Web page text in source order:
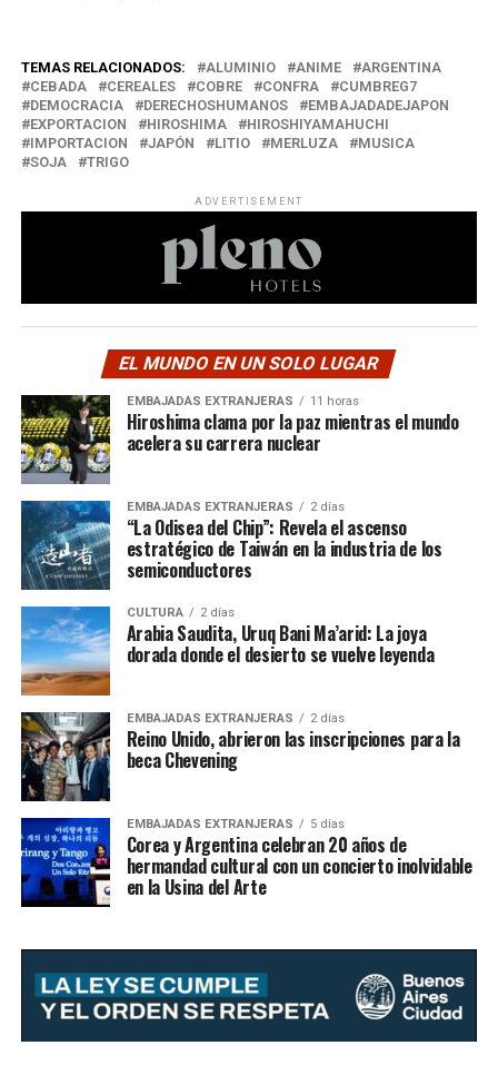
TEMAS RELACIONADOS: ALUMINIO ANIME
ARGENTINA
CEBADA
CEREALES COBRE CONFRA
CUMBREG7
DEMOCRACIA
DERECHOSHUMANOS
EMBAJADADEJAPON
EXPORTACION
HIROSHIMA
HIROSHIYAMAHUCHI
IMPORTACION
JAPÓN LITIO MERLUZA
MUSICA
SOJA
TRIGO
ADVERTISEMENT
EL MUNDO EN UN SOLO LUGAR
EMBAJADAS EXTRANJERAS 11 horas
Hiroshima clama por la paz mientras el mundo
acelera su carrera nuclear
EMBAJADAS EXTRANJERAS 2 días
“La Odisea del Chip”: Revela el ascenso
estratégico de Taiwán en la industria de los
semiconductores
CULTURA 2 días
Arabia Saudita, Uruq Bani Ma’arid: La joya
dorada donde el desierto se vuelve leyenda
EMBAJADAS EXTRANJERAS 2 días
Reino Unido, abrieron las inscripciones para la
beca Chevening
EMBAJADAS EXTRANJERAS 5 días
Corea y Argentina celebran 20 años de
hermandad cultural con un concierto inolvidable
en la Usina del Arte